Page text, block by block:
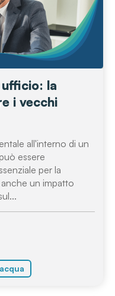
la
i vecchi
all'interno di un
essere
per la
un impatto